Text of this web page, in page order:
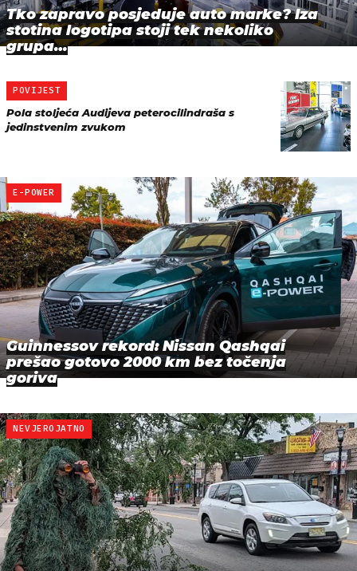
Tko zapravo posjeduje auto marke? Iza
stotina logotipa stoji tek nekoliko
grupa…
POVIJEST
Pola stoljeća Audijeva peterocilindraša s
jedinstvenim zvukom
E-POWER
Guinnessov rekord: Nissan Qashqai
prešao gotovo 2000 km bez točenja
goriva
NEVJEROJATNO